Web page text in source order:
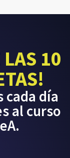
LAS 10
cada día
al curso